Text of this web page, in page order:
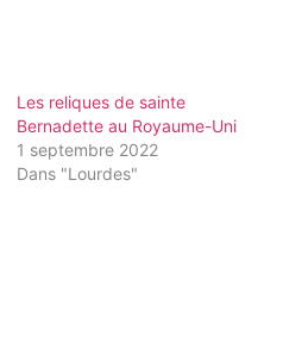
Les reliques de sainte
Bernadette au Royaume-Uni
1 septembre 2022
Dans "Lourdes"